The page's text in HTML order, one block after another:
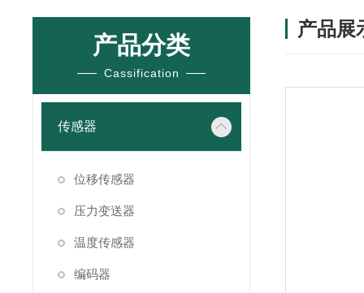
产品分类
Cassification
传感器
位移传感器
压力变送器
温度传感器
编码器
产品展